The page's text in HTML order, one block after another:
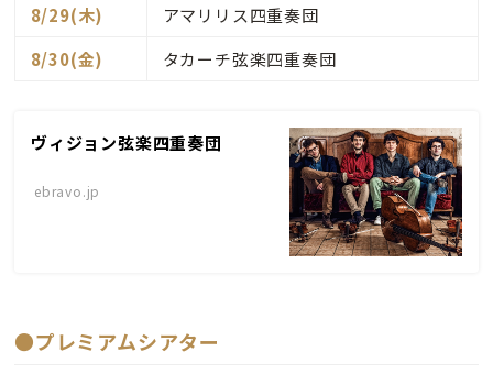
8/29(木)
アマリリス四重奏団
8/30(金)
タカーチ弦楽四重奏団
ヴィジョン弦楽四重奏団
ebravo.jp
●プレミアムシアター